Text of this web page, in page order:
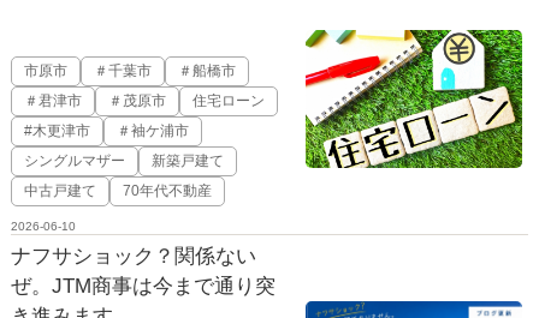
市原市 ＃千葉市
＃船橋市
＃君津市
＃茂原市
住宅ローン
#木更津市
＃袖ケ浦市
シングルマザー
新築戸建て
中古戸建て
70年代不動産
2026-06-10
ナフサショック？関係ない
ぜ。JTM商事は今まで通り突